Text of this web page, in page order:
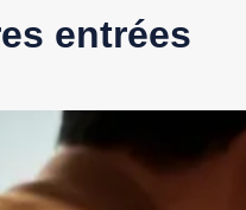
entrées